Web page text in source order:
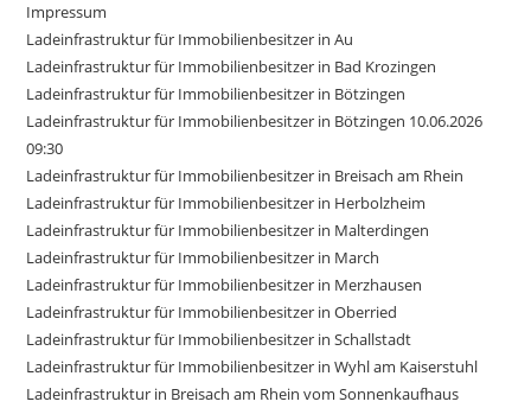
Impressum
Ladeinfrastruktur für Immobilienbesitzer in Au
Ladeinfrastruktur für Immobilienbesitzer in Bad Krozingen
Ladeinfrastruktur für Immobilienbesitzer in Bötzingen
Ladeinfrastruktur für Immobilienbesitzer in Bötzingen 10.06.2026
09:30
Ladeinfrastruktur für Immobilienbesitzer in Breisach am Rhein
Ladeinfrastruktur für Immobilienbesitzer in Herbolzheim
Ladeinfrastruktur für Immobilienbesitzer in Malterdingen
Ladeinfrastruktur für Immobilienbesitzer in March
Ladeinfrastruktur für Immobilienbesitzer in Merzhausen
Ladeinfrastruktur für Immobilienbesitzer in Oberried
Ladeinfrastruktur für Immobilienbesitzer in Schallstadt
Ladeinfrastruktur für Immobilienbesitzer in Wyhl am Kaiserstuhl
Ladeinfrastruktur in Breisach am Rhein vom Sonnenkaufhaus